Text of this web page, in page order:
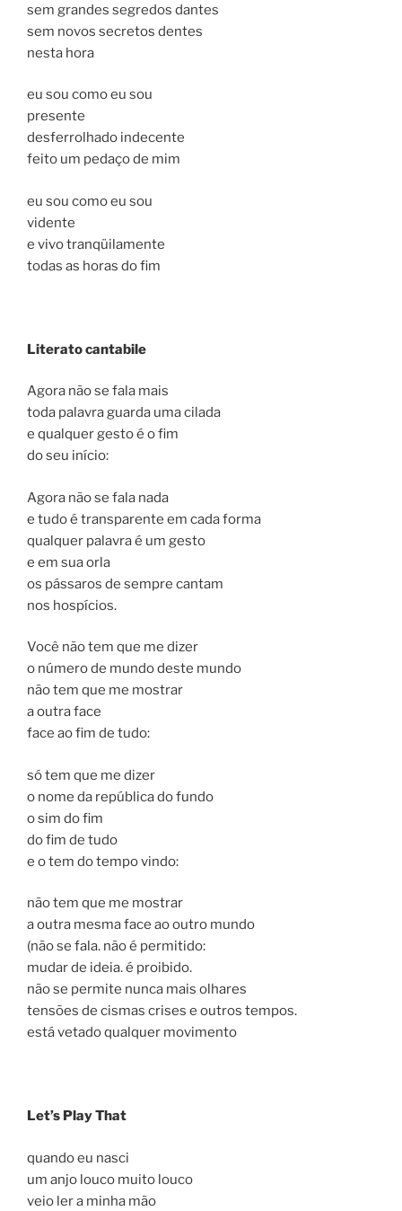
sem grandes segredos dantes
sem novos secretos dentes
nesta hora
eu sou como eu sou
presente
desferrolhado indecente
feito um pedaço de mim
eu sou como eu sou
vidente
e vivo tranqüilamente
todas as horas do fim
Literato cantabile
Agora não se fala mais
toda palavra guarda uma cilada
e qualquer gesto é o fim
do seu início:
Agora não se fala nada
e tudo é transparente em cada forma
qualquer palavra é um gesto
e em sua orla
os pássaros de sempre cantam
nos hospícios.
Você não tem que me dizer
o número de mundo deste mundo
não tem que me mostrar
a outra face
face ao fim de tudo:
só tem que me dizer
o nome da república do fundo
o sim do fim
do fim de tudo
e o tem do tempo vindo:
não tem que me mostrar
a outra mesma face ao outro mundo
(não se fala. não é permitido:
mudar de ideia. é proibido.
não se permite nunca mais olhares
tensões de cismas crises e outros tempos.
está vetado qualquer movimento
Let’s Play That
quando eu nasci
um anjo louco muito louco
veio ler a minha mão